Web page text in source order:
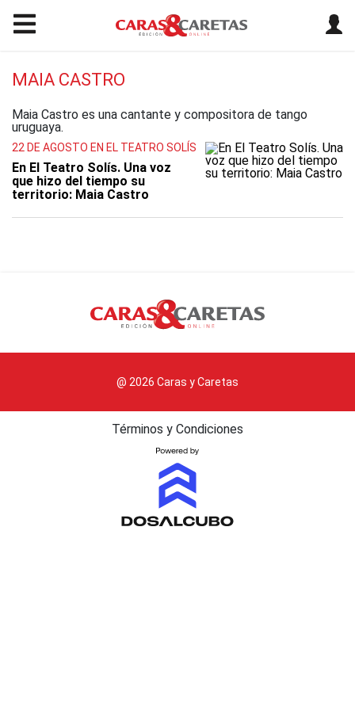
MAIA CASTRO
Maia Castro es una cantante y compositora de tango
uruguaya.​
22 DE AGOSTO EN EL TEATRO SOLÍS
En El Teatro Solís. Una voz
que hizo del tiempo su
territorio: Maia Castro
@ 2026 Caras y Caretas
Términos y Condiciones